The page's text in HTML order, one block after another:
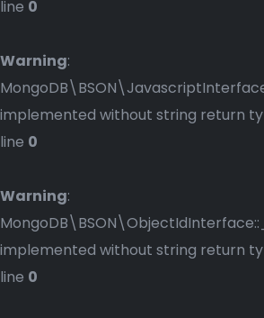
line 0
Warning:
implemented without string return
line 0
Warning:
implemented without string return
line 0